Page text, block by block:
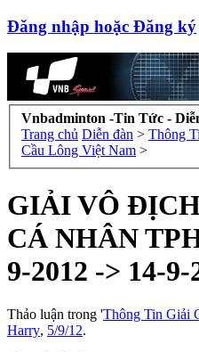
Đăng nhập hoặc Đăng ký
Vnbadminton -Tin Tức -
Trang chủ Diễn đàn > Thông
Cầu Lông Việt Nam >
GIẢI VÔ
CÁ NHÂN
9-2012 -> 14-9-
Thảo luận trong 'Thông Tin Giải
Harry, 5/9/12.